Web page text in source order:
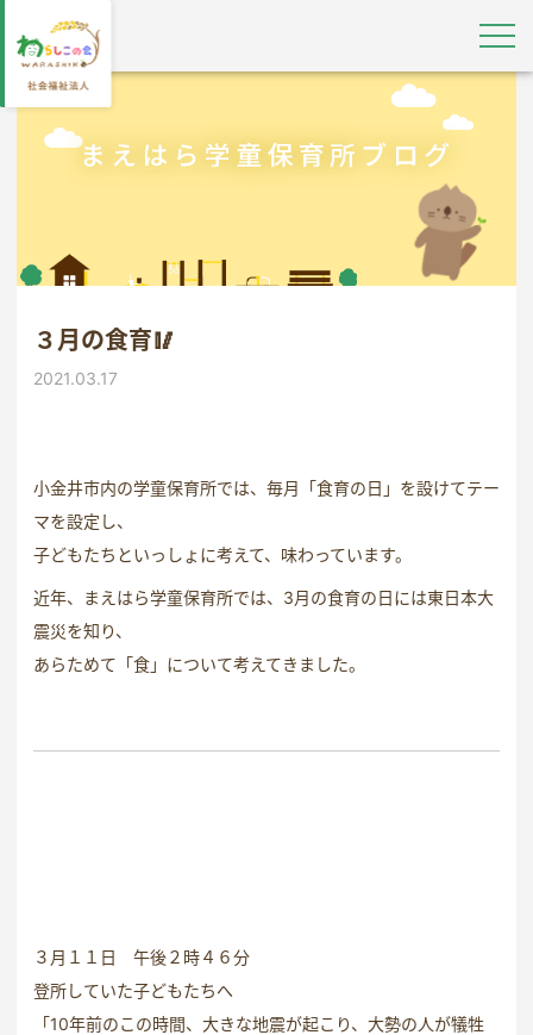
３月の食育🥢
2021.03.17
小金井市内の学童保育所では、毎月「食育の日」を設けてテー
マを設定し、
子どもたちといっしょに考えて、味わっています。
近年、まえはら学童保育所では、3月の食育の日には東日本大
震災を知り、
あらためて「食」について考えてきました。
３月１１日 午後２時４６分
登所していた子どもたちへ
「10年前のこの時間、大きな地震が起こり、大勢の人が犠牲